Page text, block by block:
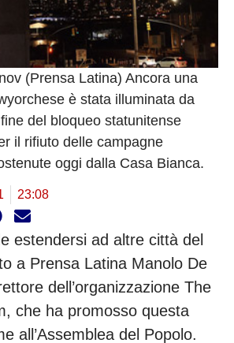
(Prensa Latina) Ancora una
è stata illuminata da
del bloqueo statunitense
il rifiuto delle campagne
oggi dalla Casa Bianca.
23:08
estendersi ad altre città del
a Prensa Latina Manolo De
dell’organizzazione The
che ha promosso questa
all’Assemblea del Popolo.